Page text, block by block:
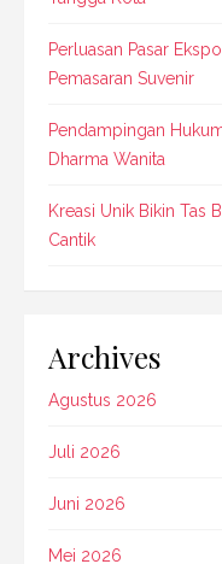
Perluasan Pasar
Pemasaran Suvenir
Pendampingan
Dharma Wanita
Kreasi Unik Bikin Tas
Cantik
Archives
Agustus 2026
Juli 2026
Juni 2026
Mei 2026